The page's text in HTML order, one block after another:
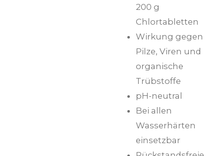
200 g
Chlortabletten
Wirkung gegen
Pilze, Viren und
organische
Trübstoffe
pH-neutral
Bei allen
Wasserhärten
einsetzbar